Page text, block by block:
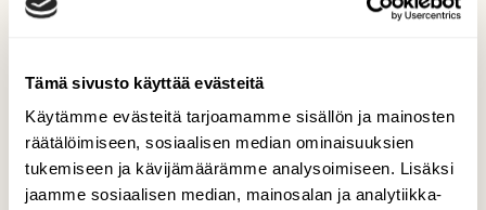
Tämä sivusto käyttää evästeitä
Käytämme evästeitä tarjoamamme sisällön ja mainosten
räätälöimiseen, sosiaalisen median ominaisuuksien
tukemiseen ja kävijämäärämme analysoimiseen. Lisäksi
jaamme sosiaalisen median, mainosalan ja analytiikka-
Muuttolintu kurki